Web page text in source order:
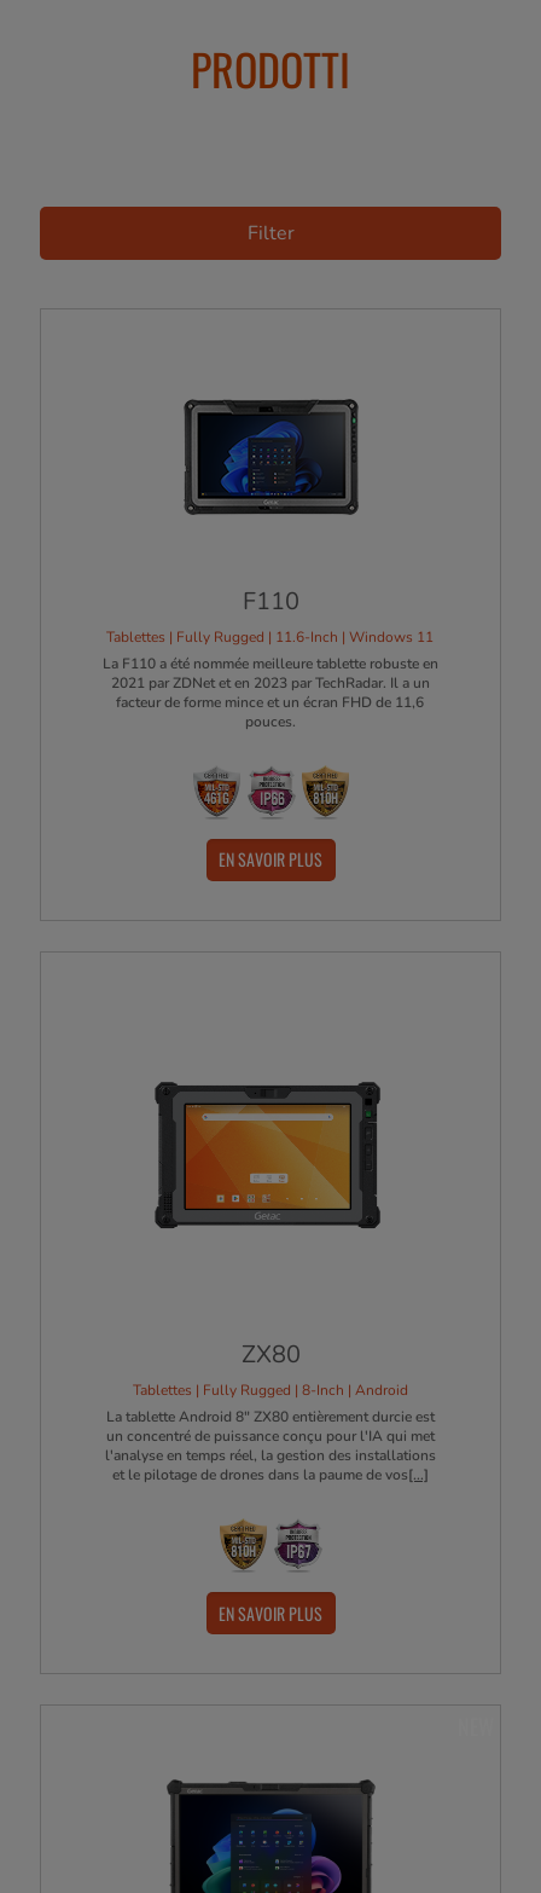
PRODOTTI
Filter
F110
Tablettes | Fully Rugged | 11.6-Inch | Windows 11
La F110 a été nommée meilleure tablette robuste en
2021 par ZDNet et en 2023 par TechRadar. Il a un
facteur de forme mince et un écran FHD de 11,6
pouces.
EN SAVOIR PLUS
ZX80
Tablettes | Fully Rugged | 8-Inch | Android
La tablette Android 8" ZX80 entièrement durcie est
un concentré de puissance conçu pour l'IA qui met
l'analyse en temps réel, la gestion des installations
et le pilotage de drones dans la paume de vos[...]
EN SAVOIR PLUS